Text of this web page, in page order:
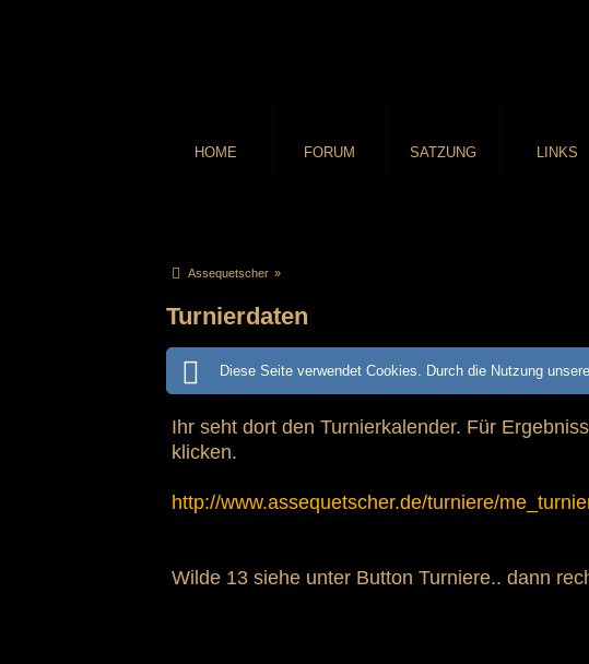
HOME FORUM SATZUNG LINKS
Assequetscher »
Turnierdaten
Diese Seite verwendet Cookies. Durch die Nutzung
Ihr seht dort den Turnierkalender. Für
klicken.
http://www.assequetscher.de/turniere/
Wilde 13 siehe unter Button Turniere.. dann